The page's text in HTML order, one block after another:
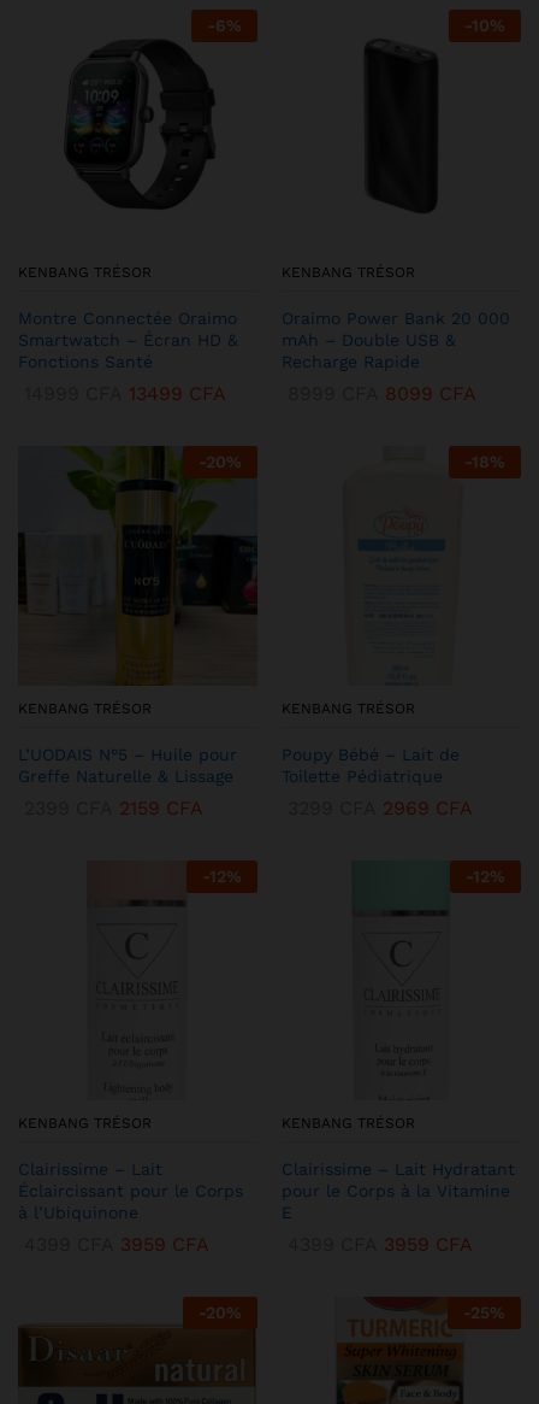
-6%
KENBANG TRÉSOR
Montre Connectée Oraimo
Smartwatch – Écran HD &
Fonctions Santé
13499 CFA
-10%
KENBANG TRÉSOR
Oraimo Power Bank 20 000
mAh – Double USB &
Recharge Rapide
8099 CFA
-20%
KENBANG TRÉSOR
L’UODAIS N°5 – Huile pour
Greffe Naturelle & Lissage
2159 CFA
-18%
KENBANG TRÉSOR
Poupy Bébé – Lait de
Toilette Pédiatrique
2969 CFA
-12%
KENBANG TRÉSOR
Clairissime – Lait
Éclaircissant pour le Corps
à l’Ubiquinone
3959 CFA
-12%
KENBANG TRÉSOR
Clairissime – Lait Hydratant
pour le Corps à la Vitamine
E
3959 CFA
-20% -25%